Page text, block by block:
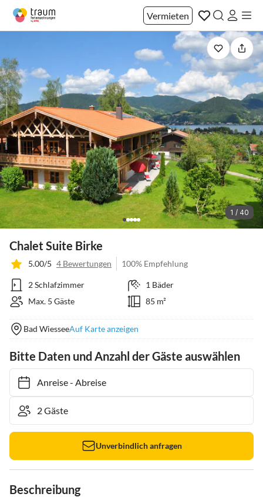
Vermieten
1 / 40
Chalet Suite Birke
5.00/5 4 Bewertungen 100% Empfehlung
2 Schlafzimmer
1 Bäder
Max. 5 Gäste
85 m²
Bad WiesseeAuf Karte anzeigen
Bitte Daten und Anzahl der Gäste auswählen
Anreise- Abreise
Unverbindlich anfragen
Beschreibung